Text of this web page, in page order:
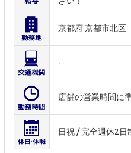
京都府 京都市北区
-
店舗の営業時間に
日祝 / 完全週休2日